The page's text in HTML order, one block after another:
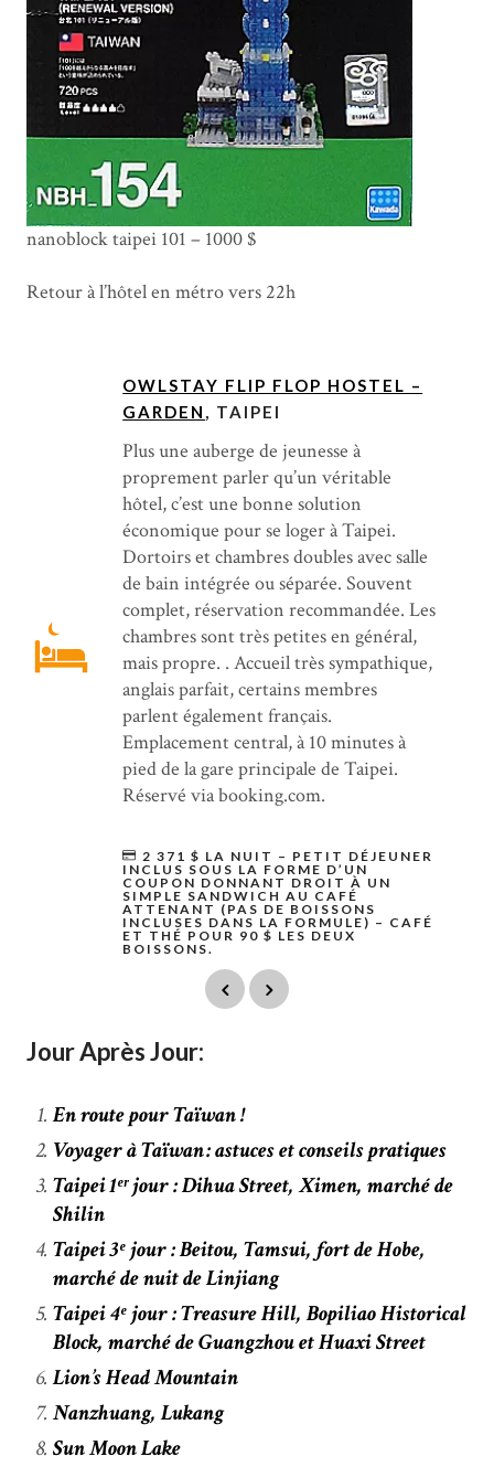
nanoblock taipei 101 – 1000 $
Retour à l’hôtel en métro vers 22h
OWLSTAY FLIP FLOP HOSTEL –
GARDEN
TAIPEI
Plus une auberge de jeunesse à
proprement parler qu’un véritable
hôtel, c’est une bonne solution
économique pour se loger à Taipei.
Dortoirs et chambres doubles avec salle
de bain intégrée ou séparée. Souvent
complet, réservation recommandée. Les
chambres sont très petites en général,
mais propre. . Accueil très sympathique,
anglais parfait, certains membres
parlent également français.
Emplacement central, à 10 minutes à
pied de la gare principale de Taipei.
Réservé via booking.com.
2 371 $ LA NUIT – PETIT DÉJEUNER
INCLUS SOUS LA FORME D’UN
COUPON DONNANT DROIT À UN
SIMPLE SANDWICH AU CAFÉ
ATTENANT (PAS DE BOISSONS
INCLUSES DANS LA FORMULE) – CAFÉ
ET THÉ POUR 90 $ LES DEUX
BOISSONS.
Jour Après Jour:
En route pour Taïwan !
Voyager à Taïwan : astuces et conseils pratiques
Taipei 1ᵉʳ jour : Dihua Street, Ximen, marché de
Shilin
Taipei 3ᵉ jour : Beitou, Tamsui, fort de Hobe,
marché de nuit de Linjiang
Taipei 4ᵉ jour : Treasure Hill, Bopiliao Historical
Block, marché de Guangzhou et Huaxi Street
Lion’s Head Mountain
Nanzhuang, Lukang
Sun Moon Lake